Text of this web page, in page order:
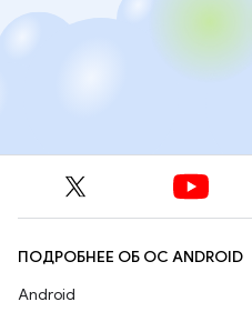
ПОДРОБНЕЕ ОБ ОС ANDROID
Android